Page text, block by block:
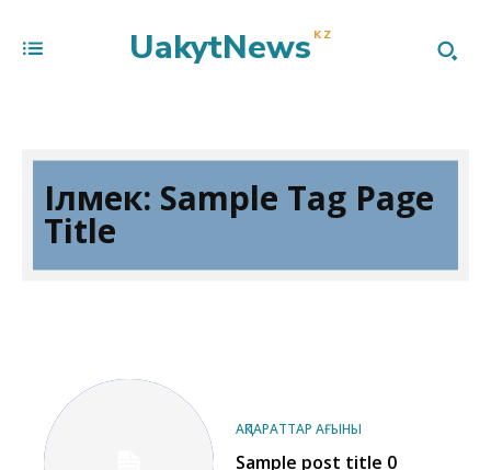
UakytNews KZ
Ілмек: Sample Tag Page
Title
АҚПАРАТТАР АҒЫНЫ
Sample post title 0